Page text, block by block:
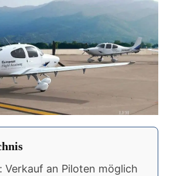
Verkauf an Piloten möglich